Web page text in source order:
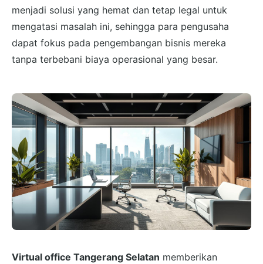
menjadi solusi yang hemat dan tetap legal untuk
mengatasi masalah ini, sehingga para pengusaha
dapat fokus pada pengembangan bisnis mereka
tanpa terbebani biaya operasional yang besar.
Virtual office Tangerang Selatan memberikan